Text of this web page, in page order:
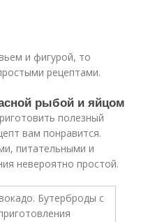
и фигурой, то
рецептами.
рыбой и яйцом
полезный
вам понравится.
питательными и
невероятно простой.